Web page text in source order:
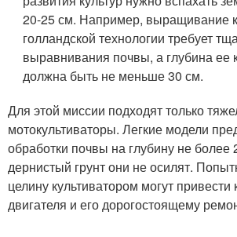
20-25 см. Например, выращивание
голландской технологии требует
выравнивания почвы, а глубина ее
должна быть не меньше 30 см.
Для этой миссии подходят только
мотокультиваторы. Легкие модели
обработки почвы на глубину не
дернистый грунт они не осилят.
целину культиватором могут привести
двигателя и его дорогостоящему